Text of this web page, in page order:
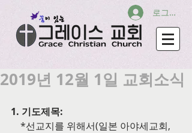
로그인
2019년 12월 1일 교회소식
1. 기도제목: